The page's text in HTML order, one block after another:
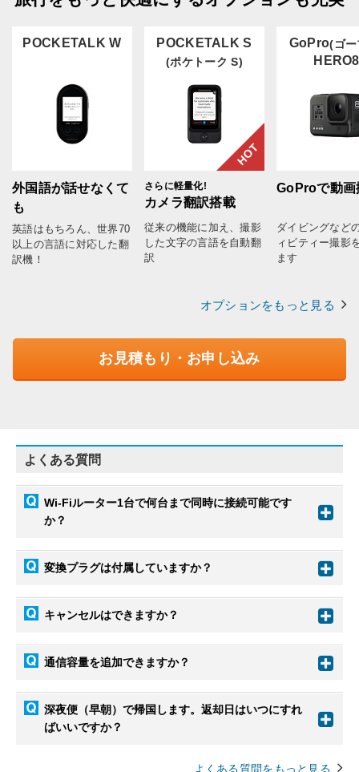
POCKETALK W
外国語が話せなくて
も
英語はもちろん、世界70
以上の言語に対応した翻
訳機！
POCKETALK S
(ポケトーク S)
HOT
さらに軽量化!
カメラ翻訳搭載
従来の機能に加え、撮影
した文字の言語を自動翻
訳
GoPro(ゴ
HERO8
GoProで動画
ダイビングなど
ィビティー撮影
ます
オプションをもっと見る
お見積もり・お申し込み
よくある質問
Wi-Fiルーター1台で何台まで同時に接続可能です
か？
変換プラグは付属していますか？
キャンセルはできますか？
通信容量を追加できますか？
深夜便（早朝）で帰国します。返却日はいつにすれ
ばいいですか？
よくある質問をもっと見る